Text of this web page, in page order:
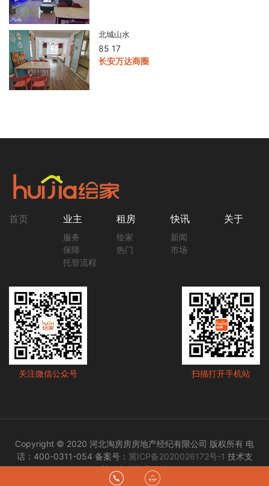
北城山水
85 17
长安万达商圈
首页 业主
服务
保障
托管流程
租房
绘家
热门
快讯
新闻
市场
关于
关注微信公众号 扫描打开手机站
Copyright © 2020 河北淘房房房地产经纪有限公司 版权所有 电
话：400-0311-054 备案号： 冀ICP备2020026172号-1 技术支
持：盘信数字建站